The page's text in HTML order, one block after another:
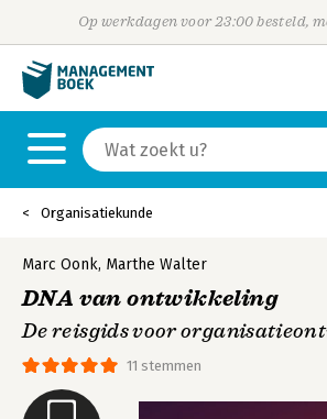
Op werkdagen voor 23:00 besteld,
Organisatiekunde
11 stemmen
Marc Oonk, Marthe Walter
DNA van ontwikkeling
De reisgids voor